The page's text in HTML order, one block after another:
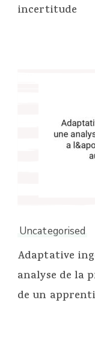
incertitude
Uncategorised
Adaptative
analyse de la
de un